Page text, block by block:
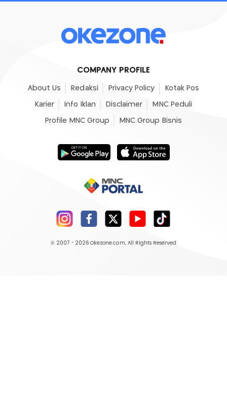
COMPANY PROFILE
About Us Redaksi Privacy Policy Kotak Pos
Karier Info Iklan Disclaimer MNC Peduli
Profile MNC Group MNC Group Bisnis
© 2007 - 2026 Okezone.com, All Rights Reserved